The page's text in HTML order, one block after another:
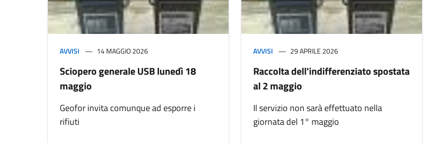
AVVISI 14 MAGGIO 2026
Sciopero generale USB lunedì 18
maggio
Geofor invita comunque ad esporre i
rifiuti
AVVISI 29 APRILE 2026
Raccolta dell'indifferenziato spostata
al 2 maggio
Il servizio non sarà effettuato nella
giornata del 1° maggio